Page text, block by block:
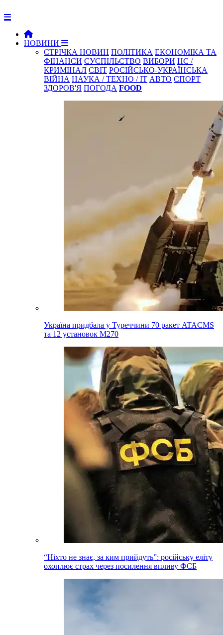
НОВИНИ
СТРІЧКА НОВИН ПОЛІТИКА ЕКОНОМІКА ТА
ФІНАНСИ СУСПІЛЬСТВО ВИБОРИ НС /
КРИМІНАЛ СВІТ РОСІЙСЬКО-УКРАЇНСЬКА
ВІЙНА НАУКА / ТЕХНО / IT АВТО СПОРТ
ЗДОРОВ'Я ПОГОДА FOOD
Україна придбала у Туреччини 70 ракет ATACMS
та 12 установок M270
“Ніхто не знає, за ким прийдуть”: російську еліту
охоплює страх через посилення впливу ФСБ